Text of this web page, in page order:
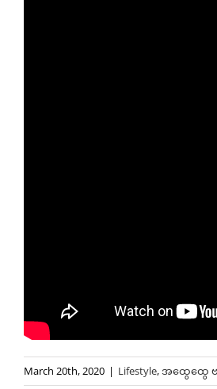
March 20th, 2020 | Lifestyle,အထွေထွေ ဗ